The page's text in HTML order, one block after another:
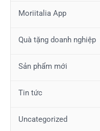
Moriitalia App
Quà tặng doanh nghiệp
Sản phẩm mới
Tin tức
Uncategorized